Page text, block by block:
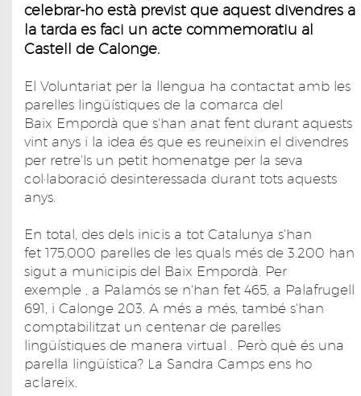
celebrar-ho està previst que aquest divendres a
la tarda es faci un acte commemoratiu al
Castell de Calonge.
El Voluntariat per la llengua ha contactat amb les
parelles lingüístiques de la comarca del
Baix Empordà que s'han anat fent durant aquests
vint anys i la idea és que es reuneixin el divendres
per retre'ls un petit homenatge per la seva
col·laboració desinteressada durant tots aquests
anys.
En total, des dels inicis a tot Catalunya s'han
fet 175.000 parelles de les quals més de 3.200 han
sigut a municipis del Baix Empordà. Per
exemple , a Palamós se n'han fet 465, a Palafrugell
691, i Calonge 203. A més a més, també s'han
comptabilitzat un centenar de parelles
lingüístiques de manera virtual . Però què és una
parella lingüística? La Sandra Camps ens ho
aclareix.